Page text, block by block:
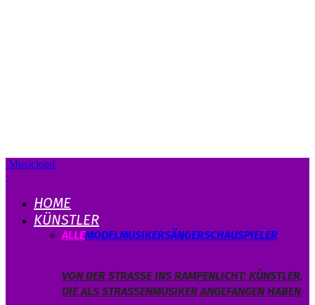
Musicload
HOME
KÜNSTLER
ALLEMODELMUSIKERSÄNGERSCHAUSPIELER
VON DER STRASSE INS RAMPENLICHT: KÜNSTLER, D
IE ALS STRASSENMUSIKER ANGEFANGEN HABEN